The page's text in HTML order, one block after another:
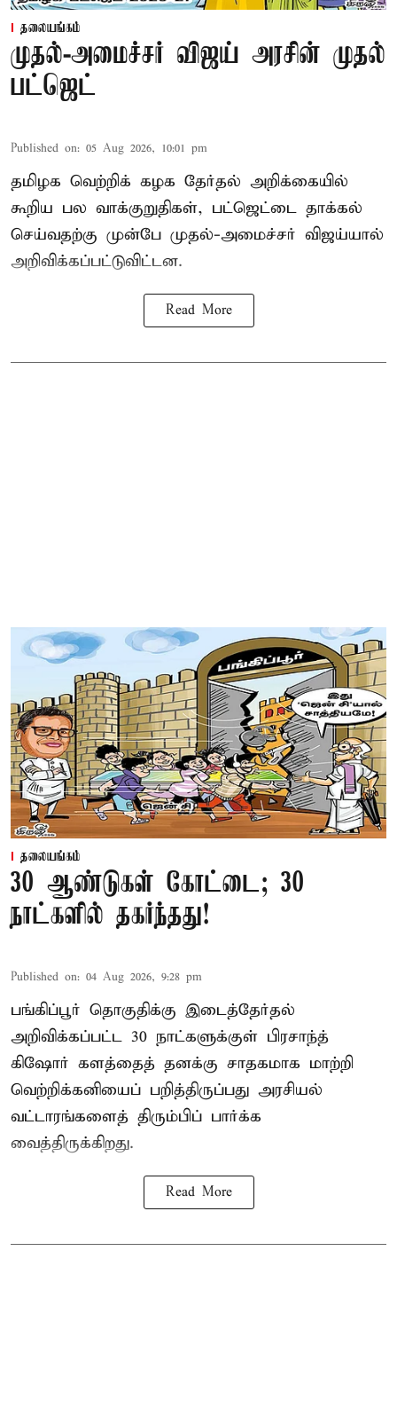
தலையங்கம்
முதல்-அமைச்சர் விஜய் அரசின் முதல்
பட்ஜெட்
Published on: 05 Aug 2026, 10:01 pm
தமிழக வெற்றிக் கழக தேர்தல் அறிக்கையில்
கூறிய பல வாக்குறுதிகள், பட்ஜெட்டை தாக்கல்
செய்வதற்கு முன்பே முதல்-அமைச்சர் விஜய்யால்
அறிவிக்கப்பட்டுவிட்டன.
Read More
தலையங்கம்
30 ஆண்டுகள் கோட்டை; 30
நாட்களில் தகர்ந்தது!
Published on: 04 Aug 2026, 9:28 pm
பங்கிப்பூர் தொகுதிக்கு இடைத்தேர்தல்
அறிவிக்கப்பட்ட 30 நாட்களுக்குள் பிரசாந்த்
கிஷோர் களத்தைத் தனக்கு சாதகமாக மாற்றி
வெற்றிக்கனியைப் பறித்திருப்பது அரசியல்
வட்டாரங்களைத் திரும்பிப் பார்க்க
வைத்திருக்கிறது.
Read More